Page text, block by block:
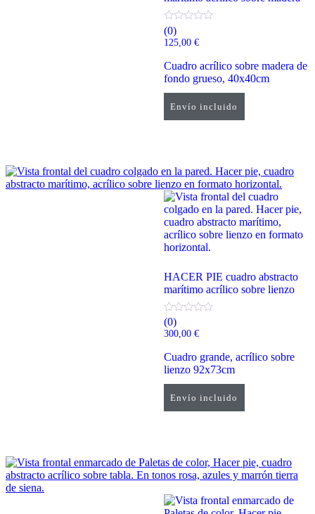
Envío incluido
(0)
125,00 €
Cuadro acrílico sobre madera de
fondo grueso, 40x40cm
Añadir al carrito
Envío incluido
HACER PIE cuadro abstracto
marítimo acrílico sobre lienzo
(0)
300,00 €
Cuadro grande, acrílico sobre
lienzo 92x73cm
Añadir al carrito